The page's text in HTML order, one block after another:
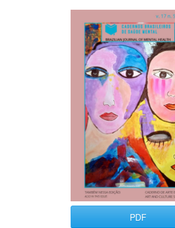
Barra
lateral
de
artigos
PDF